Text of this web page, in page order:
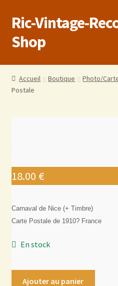
Ric-Vintage-
Shop
Accueil
Boutique
Estimations produits/
Politique de confidentialité
Mon compte
Contact
Accueil Boutique Photo/
Postale
18.00 €
Carnaval de Nice (+ Timbre)
Carte Postale de 1910? France
En stock
Ajouter au panier